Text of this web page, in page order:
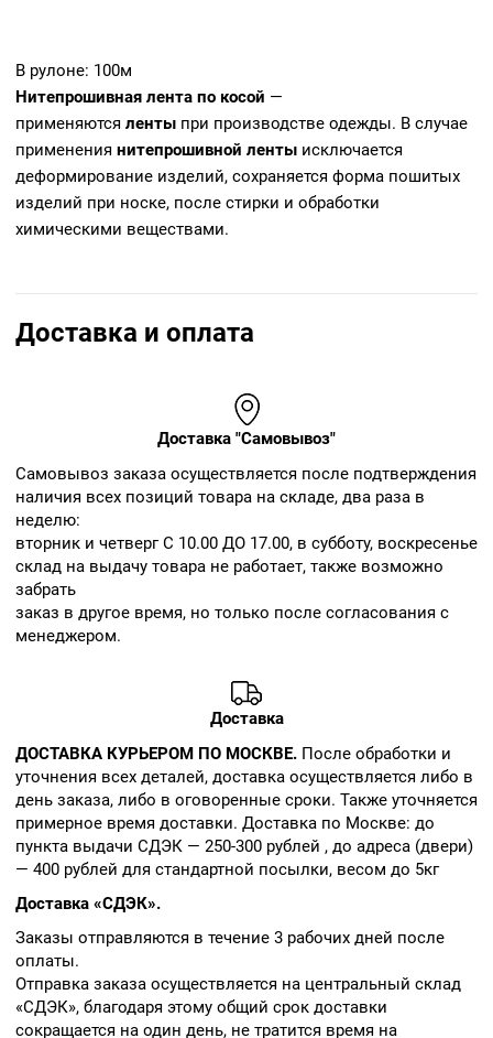
В рулоне: 100м
Нитепрошивная лента по косой —
применяются ленты при производстве одежды. В случае
применения нитепрошивной ленты исключается
деформирование изделий, сохраняется форма пошитых
изделий при носке, после стирки и обработки
химическими веществами.
Доставка и оплата
Доставка "Самовывоз"
Cамовывоз заказа осуществляется после подтверждения
наличия всех позиций товара на складе, два раза в
неделю:
вторник и четверг С 10.00 ДО 17.00, в субботу, воскресенье
склад на выдачу товара не работает, также возможно
забрать
заказ в другое время, но только после согласования с
менеджером.
Доставка
ДОСТАВКА КУРЬЕРОМ ПО МОСКВЕ. После обработки и
уточнения всех деталей, доставка осуществляется либо в
день заказа, либо в оговоренные сроки. Также уточняется
примерное время доставки. Доставка по Москве: до
пункта выдачи СДЭК — 250-300 рублей , до адреса (двери)
— 400 рублей для стандартной посылки, весом до 5кг
Доставка «СДЭК».
Заказы отправляются в течение 3 рабочих дней после
оплаты.
Отправка заказа осуществляется на центральный склад
«СДЭК», благодаря этому общий срок доставки
сокращается на один день, не тратится время на